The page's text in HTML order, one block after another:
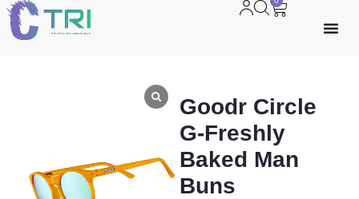
Goodr Circle
G-Freshly
Baked Man
Buns